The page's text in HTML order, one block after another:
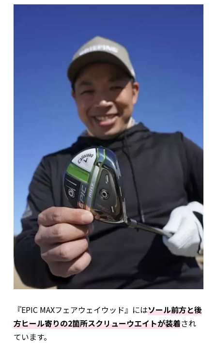
『EPIC MAXフェアウェイウッド』にはソール前方と後
方ヒール寄りの2箇所スクリューウエイトが装着され
ています。